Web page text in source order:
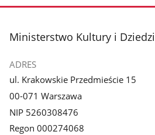
stopka
Ministerstwo Kultury i
ADRES
ul. Krakowskie Przedmieście 15
00-071 Warszawa
NIP 5260308476
Regon 000274068